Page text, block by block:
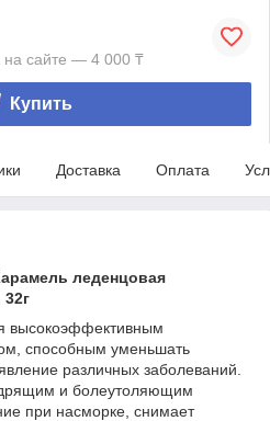
на сайте — 4 000 ₸
Купить
Доставка Оплата
леденцовая
высокоэффективным
способным уменьшать
различных заболеваний.
и болеутоляющим
при насморке, снимает